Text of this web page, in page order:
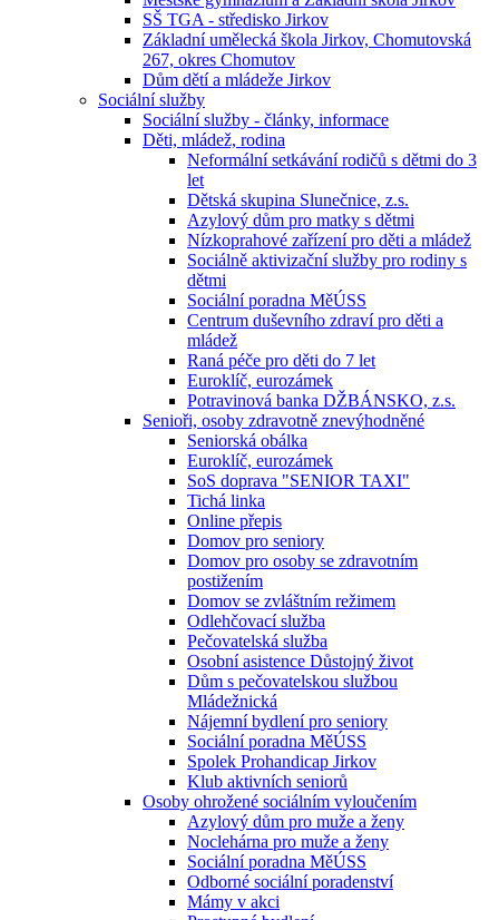
SŠ TGA - středisko Jirkov
Základní umělecká škola Jirkov, Chomutovská
267, okres Chomutov
Dům dětí a mládeže Jirkov
Sociální služby
Sociální služby - články, informace
Děti, mládež, rodina
Neformální setkávání rodičů s dětmi do 3
let
Dětská skupina Slunečnice, z.s.
Azylový dům pro matky s dětmi
Nízkoprahové zařízení pro děti a mládež
Sociálně aktivizační služby pro rodiny s
dětmi
Sociální poradna MěÚSS
Centrum duševního zdraví pro děti a
mládež
Raná péče pro děti do 7 let
Euroklíč, eurozámek
Potravinová banka DŽBÁNSKO, z.s.
Senioři, osoby zdravotně znevýhodněné
Seniorská obálka
Euroklíč, eurozámek
SoS doprava "SENIOR TAXI"
Tichá linka
Online přepis
Domov pro seniory
Domov pro osoby se zdravotním
postižením
Domov se zvláštním režimem
Odlehčovací služba
Pečovatelská služba
Osobní asistence Důstojný život
Dům s pečovatelskou službou
Mládežnická
Nájemní bydlení pro seniory
Sociální poradna MěÚSS
Spolek Prohandicap Jirkov
Klub aktivních seniorů
Osoby ohrožené sociálním vyloučením
Azylový dům pro muže a ženy
Noclehárna pro muže a ženy
Sociální poradna MěÚSS
Odborné sociální poradenství
Mámy v akci